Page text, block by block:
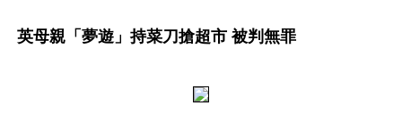
英母親「夢遊」持菜刀搶超市 被判無罪